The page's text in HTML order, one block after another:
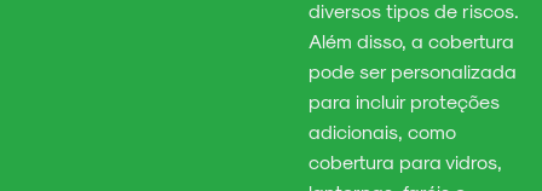
diversos tipos de riscos.
Além disso, a cobertura
pode ser personalizada
para incluir proteções
adicionais, como
cobertura para vidros,